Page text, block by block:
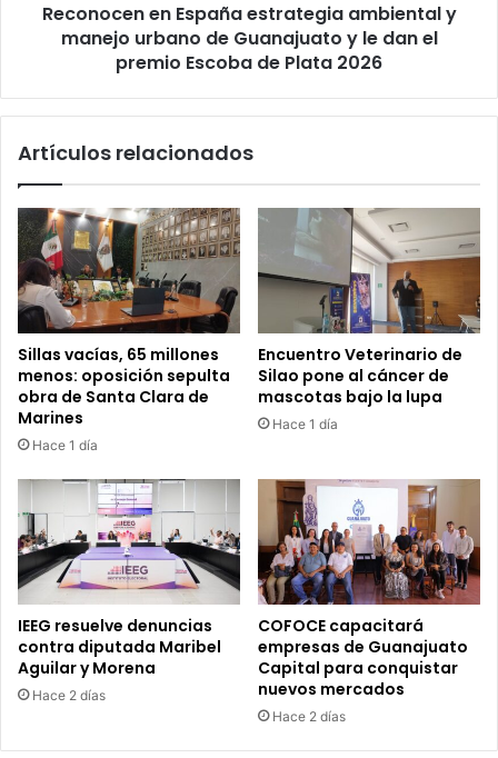
Guanajuato
el
Escoba
2026
Reconocen en España estrategia ambiental y
manejo urbano de Guanajuato y le dan el
premio Escoba de Plata 2026
Artículos relacionados
Sillas vacías, 65 millones
menos: oposición sepulta
obra de Santa Clara de
Marines
Hace 1 día
Encuentro Veterinario de
Silao pone al cáncer de
mascotas bajo la lupa
Hace 1 día
IEEG resuelve denuncias
contra diputada Maribel
Aguilar y Morena
Hace 2 días
COFOCE capacitará
empresas de Guanajuato
Capital para conquistar
nuevos mercados
Hace 2 días